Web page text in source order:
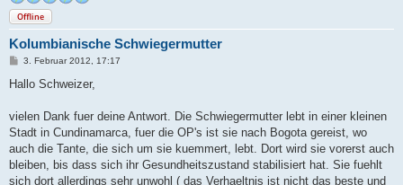
Offline
Kolumbianische Schwiegermutter
B
i
a
3. Februar 2012, 17:17
Hallo Schweizer,
vielen Dank fuer deine Antwort. Die Schwiegermutter lebt in einer kleinen
Stadt in Cundinamarca, fuer die OP's ist sie nach Bogota gereist, wo
auch die Tante, die sich um sie kuemmert, lebt. Dort wird sie vorerst auch
bleiben, bis dass sich ihr Gesundheitszustand stabilisiert hat. Sie fuehlt
sich dort allerdings sehr unwohl ( das Verhaeltnis ist nicht das beste und